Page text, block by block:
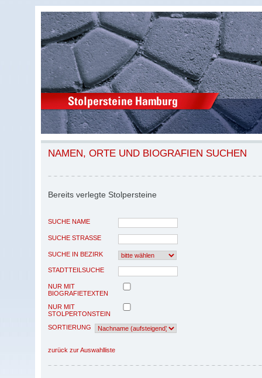
NAMEN, ORTE UND BIOGRAFIEN SUCHEN
Bereits verlegte Stolpersteine
SUCHE NAME
SUCHE STRASSE
SUCHE IN BEZIRK
STADTTEILSUCHE
NUR MIT
BIOGRAFIETEXTEN
NUR MIT
STOLPERTONSTEIN
SORTIERUNG
zurück zur Auswahlliste